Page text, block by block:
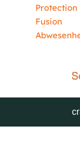
Protection
Fusion